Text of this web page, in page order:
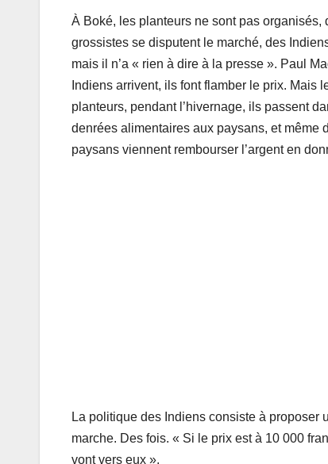
À Boké, les planteurs ne sont pas
grossistes se disputent le marché, des
mais il n’a « rien à dire à la presse ». Paul
Indiens arrivent, ils font flamber le prix.
planteurs, pendant l’hivernage, ils passent
denrées alimentaires aux paysans, et même
paysans viennent rembourser l’argent en
La politique des Indiens consiste à proposer
marche. Des fois. « Si le prix est à 10 000
vont vers eux ».